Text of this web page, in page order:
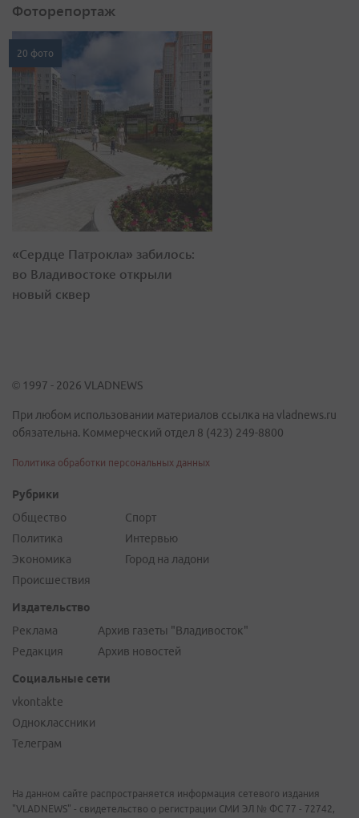
Фоторепортаж
20 фото
«Сердце Патрокла» забилось:
во Владивостоке открыли
новый сквер
© 1997 - 2026 VLADNEWS
При любом использовании материалов ссылка на vladnews.ru
обязательна. Коммерческий отдел 8 (423) 249-8800
Политика обработки персональных данных
Рубрики
Общество
Политика
Экономика
Происшествия
Спорт
Интервью
Город на ладони
Издательство
Реклама
Редакция
Архив газеты "Владивосток"
Архив новостей
Социальные сети
vkontakte
Одноклассники
Телеграм
На данном сайте распространяется информация сетевого издания
"VLADNEWS" - свидетельство о регистрации СМИ ЭЛ № ФС 77 - 72742,